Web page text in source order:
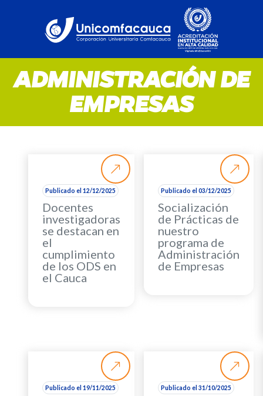
ADMINISTRACIÓN DE
EMPRESAS
Publicado el 12/12/2025
Docentes
investigadoras
se destacan en
el
cumplimiento
de los ODS en
el Cauca
Publicado el 03/12/2025
Socialización
de Prácticas de
nuestro
programa de
Administración
de Empresas
Publicado el 19/11/2025 Publicado el 31/10/2025